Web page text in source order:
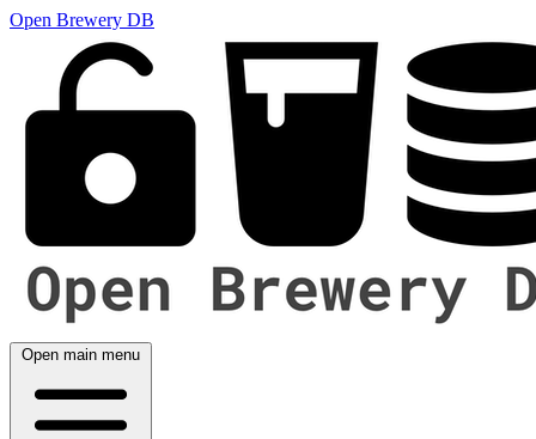
Open Brewery DB
Open main menu